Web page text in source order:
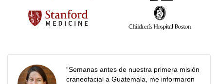
“Semanas antes de nuestra primera misión
craneofacial a Guatemala, me informaron